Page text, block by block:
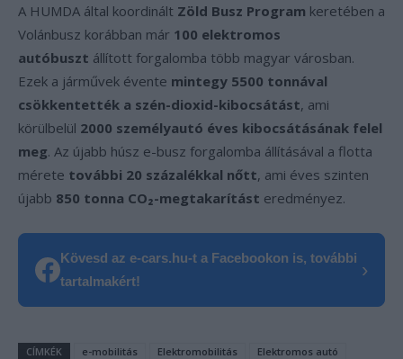
A HUMDA által koordinált Zöld Busz Program keretében a
Volánbusz korábban már 100 elektromos
autóbuszt állított forgalomba több magyar városban.
Ezek a járművek évente mintegy 5500 tonnával
csökkentették a szén-dioxid-kibocsátást, ami
körülbelül 2000 személyautó éves kibocsátásának felel
meg. Az újabb húsz e-busz forgalomba állításával a flotta
mérete további 20 százalékkal nőtt, ami éves szinten
újabb 850 tonna CO₂-megtakarítást eredményez.
Kövesd az e-cars.hu-t a Facebookon is, további
tartalmakért!
›
CÍMKÉK e-mobilitás Elektromobilitás
Elektromos autó